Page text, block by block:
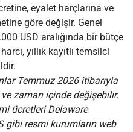
eyalet harçlarına ve
göre değişir. Genel
USD aralığında bir bütçe
yıllık kayıtlı temsilci
Temmuz 2026 itibarıyla
ve zaman içinde değişebilir.
ücretleri Delaware
gibi resmi kurumların web